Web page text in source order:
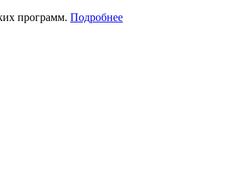
программ. Подробнее